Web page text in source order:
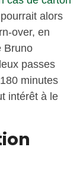
alors
over, en
Bruno
passes
minutes
intérêt à le